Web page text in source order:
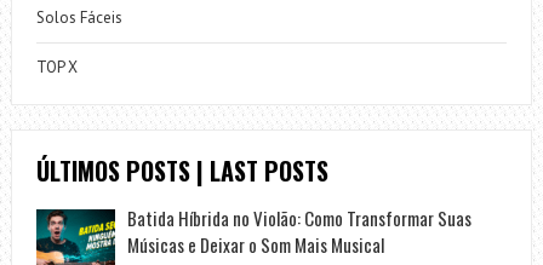
Solos Fáceis
TOP X
ÚLTIMOS POSTS | LAST POSTS
Batida Híbrida no Violão: Como Transformar Suas
Músicas e Deixar o Som Mais Musical